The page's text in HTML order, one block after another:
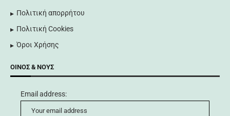
Πολιτική απορρήτου
Πολιτική Cookies
Όροι Χρήσης
ΟΊΝΟΣ & ΝΟΥΣ
Email address: